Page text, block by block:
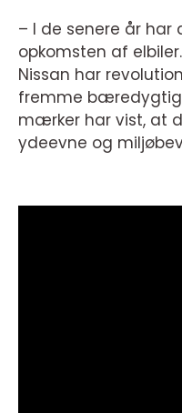
– I de senere år
opkomsten af
Nissan har
fremme
mærker har vist, at
ydeevne og